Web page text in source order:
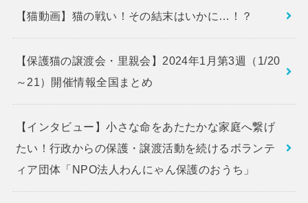
【猫動画】猫の戦い！その結末はいかに…！？
【保護猫の譲渡会・里親会】2024年1月第3週（1/20
～21）開催情報全国まとめ
【インタビュー】小さな命をあたたかな家庭へ繋げ
たい！行政からの保護・譲渡活動を続けるボランテ
ィア団体「NPO法人わんにゃん保護のおうち」